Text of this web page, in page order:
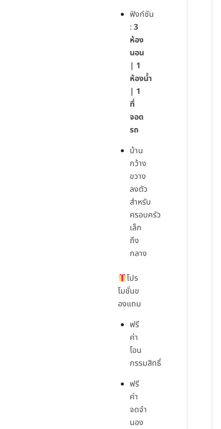
ฟังก์ชัน
: 3
ห้อง
นอน
| 1
ห้องน้ำ
| 1
ที่
จอด
รถ
บ้าน
กว้าง
ขวาง
ลงตัว
สำหรับ
ครอบครัว
เล็ก
ถึง
กลาง
โปร
โมชั่นข
องแถม
ฟรี
ค่า
โอน
กรรมสิทธิ์
ฟรี
ค่า
จดจำ
นอง